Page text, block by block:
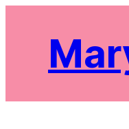
contenido